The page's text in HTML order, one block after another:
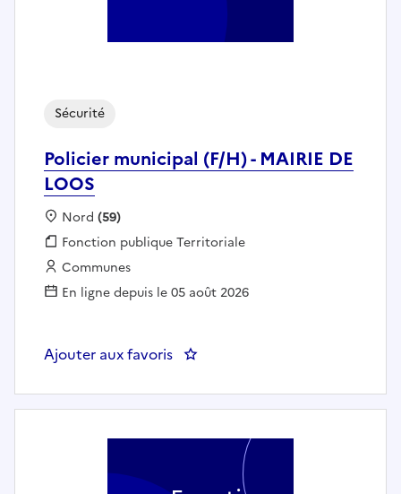
Policier municipal (F/H) - MAIRIE DE
LOOS
Sécurité
Localisation :
Nord (59)
Fonction publique :
Fonction publique Territoriale
Employeur :
Communes
En ligne depuis le 05 août 2026
Ajouter aux favoris : Policier municipal (F/H) -